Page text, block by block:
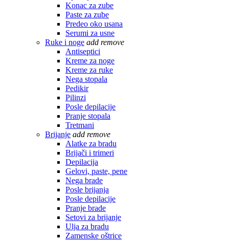
Konac za zube
Paste za zube
Predeo oko usana
Serumi za usne
Ruke i noge add remove
Antiseptici
Kreme za noge
Kreme za ruke
Nega stopala
Pedikir
Pilinzi
Posle depilacije
Pranje stopala
Tretmani
Brijanje add remove
Alatke za bradu
Brijači i trimeri
Depilacija
Gelovi, paste, pene
Nega brade
Posle brijanja
Posle depilacije
Pranje brade
Setovi za brijanje
Ulja za bradu
Zamenske oštrice